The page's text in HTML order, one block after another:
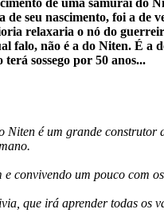
de seu nascimento, foi a de
relaxaria o nó do
falo, não é a do Niten. É a
sossego por 50 anos...
Niten é um grande
convivendo um pouco com
que irá aprender todas